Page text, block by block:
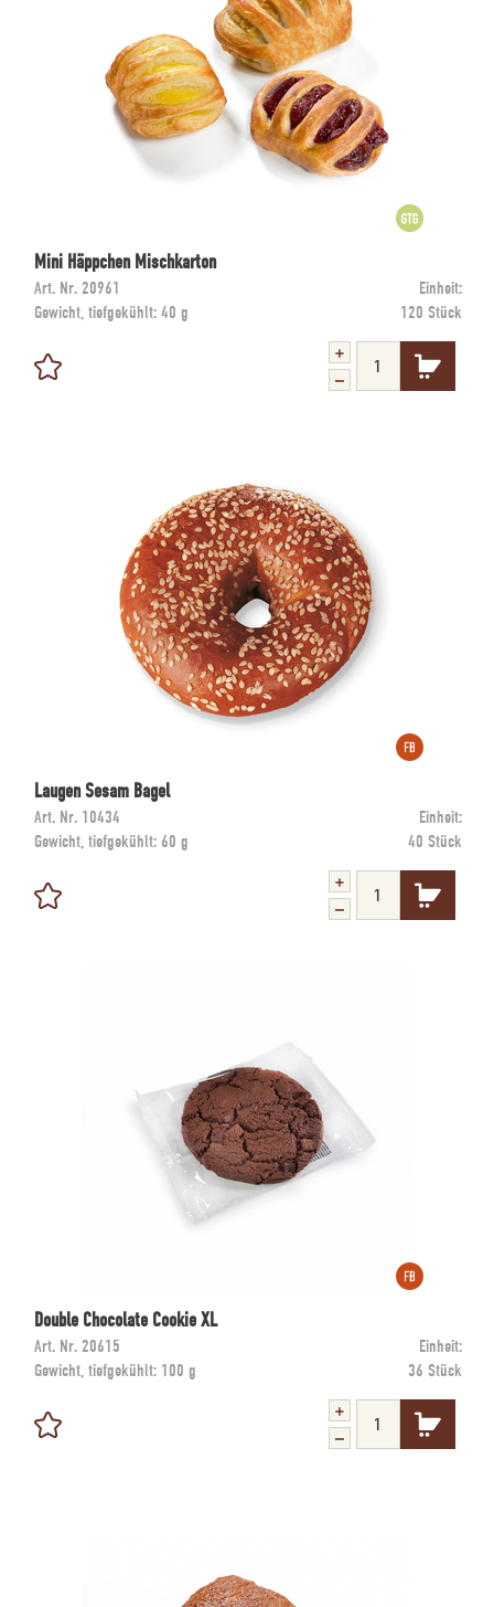
Mini Häppchen Mischkarton
Art. Nr. 20961
Einheit:
Gewicht, tiefgekühlt: 40 g 120 Stück
Laugen Sesam Bagel
Art. Nr. 10434
Einheit:
Gewicht, tiefgekühlt: 60 g 40 Stück
Double Chocolate Cookie XL
Art. Nr. 20615
Einheit:
Gewicht, tiefgekühlt: 100 g 36 Stück